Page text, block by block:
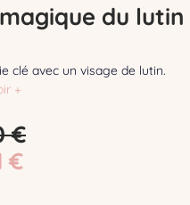
du
clé avec un visage de lutin.
+
€
€